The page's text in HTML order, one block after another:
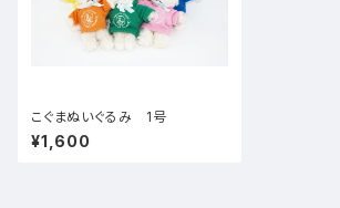
こぐまぬいぐるみ 1号
¥1,600